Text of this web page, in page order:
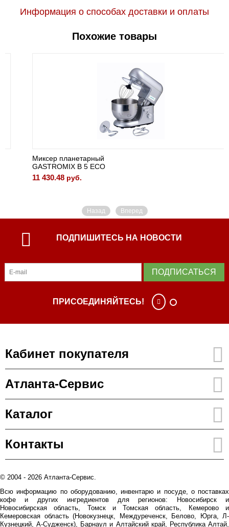
Информация о способах доставки и оплаты
Похожие товары
Миксер планетарный
GASTROMIX B 5 ECO
11 430.48 руб.
Назад Вперед
ПОДПИШИТЕСЬ НА НОВОСТИ
ПОДПИСАТЬСЯ
ПРИСОЕДИНЯЙТЕСЬ!
Кабинет покупателя
Атланта-Сервис
Каталог
Контакты
© 2004 - 2026 Атланта-Сервис.
Всю информацию по оборудованию, инвентарю и посуде, о поставках
кофе и других ингредиентов для регионов: Новосибирск и
Новосибирская область, Томск и Томская область, Кемерово и
Кемеровская область (Новокузнецк, Междуреченск, Белово, Юрга, Л-
Кузнецкий, А-Судженск), Барнаул и Алтайский край, Республика Алтай,